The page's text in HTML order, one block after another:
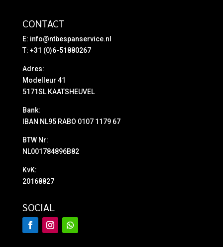
CONTACT
E: info@ntbespanservice.nl
T: +31 (0)6-51880267
Adres:
Modelleur 41
5171SL KAATSHEUVEL
Bank:
IBAN NL95 RABO 0107 1179 67
BTW Nr:
NL001784896B82
KvK:
20168827
SOCIAL